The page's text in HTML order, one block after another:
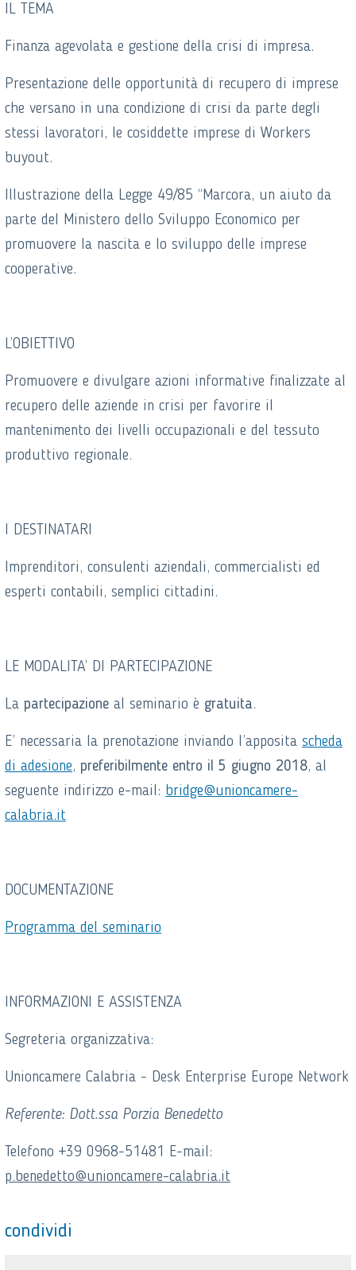
IL TEMA
Finanza agevolata e gestione della crisi di impresa.
Presentazione delle opportunità di recupero di imprese
che versano in una condizione di crisi da parte degli
stessi lavoratori, le cosiddette imprese di Workers
buyout.
Illustrazione della Legge 49/85 “Marcora, un aiuto da
parte del Ministero dello Sviluppo Economico per
promuovere la nascita e lo sviluppo delle imprese
cooperative.
L’OBIETTIVO
Promuovere e divulgare azioni informative finalizzate al
recupero delle aziende in crisi per favorire il
mantenimento dei livelli occupazionali e del tessuto
produttivo regionale.
I DESTINATARI
Imprenditori, consulenti aziendali, commercialisti ed
esperti contabili, semplici cittadini.
LE MODALITA’ DI PARTECIPAZIONE
La partecipazione al seminario è gratuita.
E’ necessaria la prenotazione inviando l’apposita scheda
di adesione, preferibilmente entro il 5 giugno 2018, al
seguente indirizzo e-mail: bridge@unioncamere-
calabria.it
DOCUMENTAZIONE
Programma del seminario
INFORMAZIONI E ASSISTENZA
Segreteria organizzativa:
Unioncamere Calabria - Desk Enterprise Europe Network
Referente: Dott.ssa Porzia Benedetto
Telefono +39 0968-51481 E-mail:
p.benedetto@unioncamere-calabria.it
condividi